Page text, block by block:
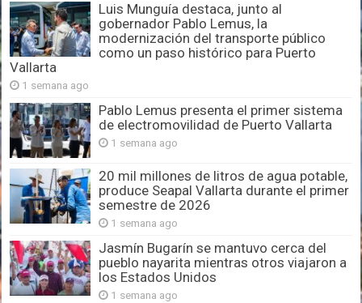
Luis Munguía destaca, junto al
gobernador Pablo Lemus, la
modernización del transporte público
como un paso histórico para Puerto
Vallarta
1 semana ago
Pablo Lemus presenta el primer sistema
de electromovilidad de Puerto Vallarta
1 semana ago
20 mil millones de litros de agua potable,
produce Seapal Vallarta durante el primer
semestre de 2026
1 semana ago
Jasmín Bugarín se mantuvo cerca del
pueblo nayarita mientras otros viajaron a
los Estados Unidos
1 semana ago